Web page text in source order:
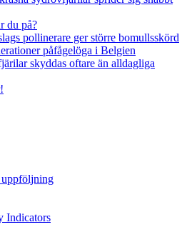
du på?
pollinerare ger större bomullsskörd
påfågelöga i Belgien
skyddas oftare än alldagliga
Indicators